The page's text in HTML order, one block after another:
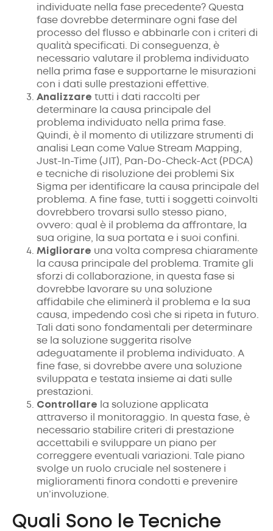
individuate nella fase precedente? Questa
fase dovrebbe determinare ogni fase del
processo del flusso e abbinarle con i criteri di
qualità specificati. Di conseguenza, è
necessario valutare il problema individuato
nella prima fase e supportarne le misurazioni
con i dati sulle prestazioni effettive.
Analizzare tutti i dati raccolti per
determinare la causa principale del
problema individuato nella prima fase.
Quindi, è il momento di utilizzare strumenti di
analisi Lean come Value Stream Mapping,
Just-In-Time (JIT), Pan-Do-Check-Act (PDCA)
e tecniche di risoluzione dei problemi Six
Sigma per identificare la causa principale del
problema. A fine fase, tutti i soggetti coinvolti
dovrebbero trovarsi sullo stesso piano,
ovvero: qual è il problema da affrontare, la
sua origine, la sua portata e i suoi confini.
Migliorare una volta compresa chiaramente
la causa principale del problema. Tramite gli
sforzi di collaborazione, in questa fase si
dovrebbe lavorare su una soluzione
affidabile che eliminerà il problema e la sua
causa, impedendo così che si ripeta in futuro.
Tali dati sono fondamentali per determinare
se la soluzione suggerita risolve
adeguatamente il problema individuato. A
fine fase, si dovrebbe avere una soluzione
sviluppata e testata insieme ai dati sulle
prestazioni.
Controllare la soluzione applicata
attraverso il monitoraggio. In questa fase, è
necessario stabilire criteri di prestazione
accettabili e sviluppare un piano per
correggere eventuali variazioni. Tale piano
svolge un ruolo cruciale nel sostenere i
miglioramenti finora condotti e prevenire
un’involuzione.
Quali Sono le Tecniche